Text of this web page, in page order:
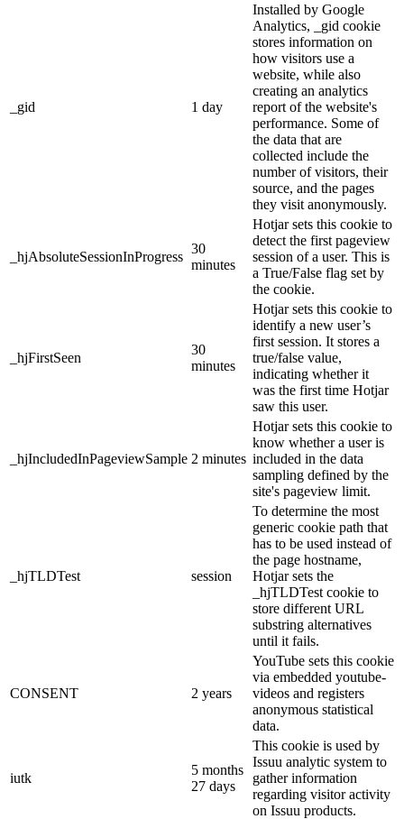
_gid 1 day
Installed by Google
Analytics, _gid cookie
stores information on
how visitors use a
website, while also
creating an analytics
report of the website's
performance. Some of
the data that are
collected include the
number of visitors, their
source, and the pages
they visit anonymously.
_hjAbsoluteSessionInProgress
30
minutes
Hotjar sets this cookie to
detect the first pageview
session of a user. This is
a True/False flag set by
the cookie.
_hjFirstSeen
30
minutes
Hotjar sets this cookie to
identify a new user’s
first session. It stores a
true/false value,
indicating whether it
was the first time Hotjar
saw this user.
_hjIncludedInPageviewSample 2 minutes
Hotjar sets this cookie to
know whether a user is
included in the data
sampling defined by the
site's pageview limit.
_hjTLDTest session
To determine the most
generic cookie path that
has to be used instead of
the page hostname,
Hotjar sets the
_hjTLDTest cookie to
store different URL
substring alternatives
until it fails.
CONSENT 2 years
YouTube sets this cookie
via embedded youtube-
videos and registers
anonymous statistical
data.
iutk
5 months
27 days
This cookie is used by
Issuu analytic system to
gather information
regarding visitor activity
on Issuu products.